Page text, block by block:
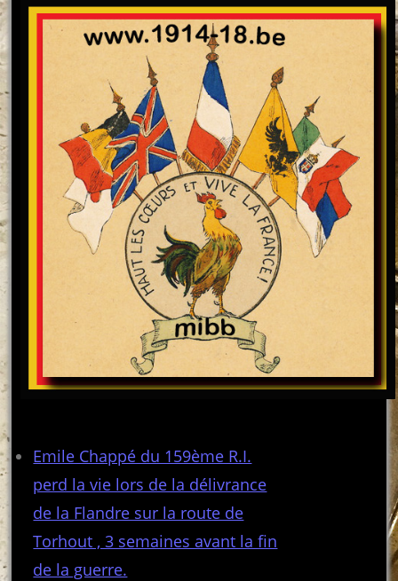
Emile Chappé du 159ème R.I.
perd la vie lors de la délivrance
de la Flandre sur la route de
Torhout , 3 semaines avant la fin
de la guerre.